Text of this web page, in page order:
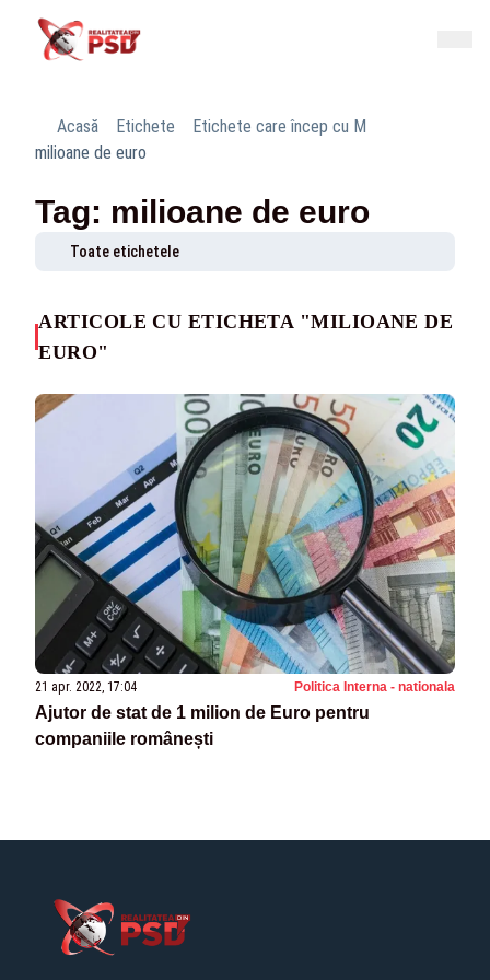
Acasă Etichete
Etichete care încep cu M
milioane de euro
Tag: milioane de euro
Toate etichetele
ARTICOLE CU ETICHETA "MILIOANE DE
EURO"
21 apr. 2022, 17:04 Politica Interna - nationala
Ajutor de stat de 1 milion de Euro pentru
companiile românești